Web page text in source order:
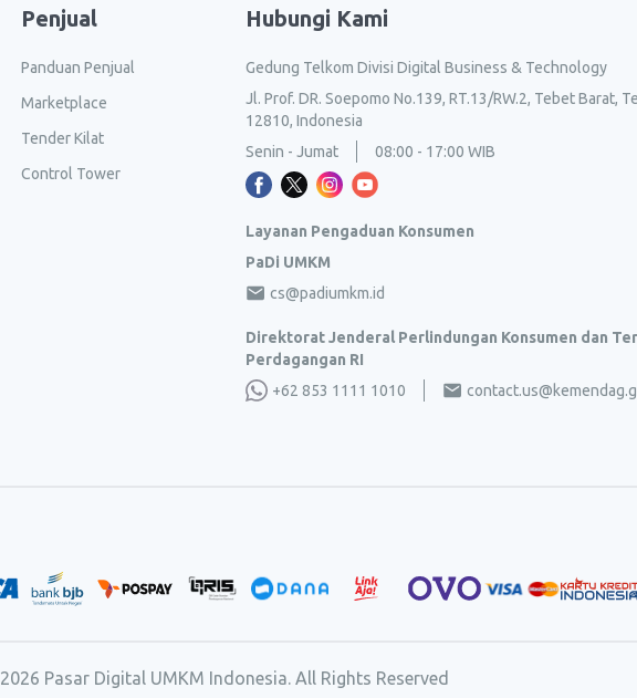
Penjual
Panduan Penjual
Marketplace
Tender Kilat
Control Tower
Hubungi Kami
Gedung Telkom Divisi Digital Business & Technology
Jl. Prof. DR. Soepomo No.139, RT.13/RW.2, Tebet Barat,
12810, Indonesia
Senin - Jumat
08:00 - 17:00 WIB
Layanan Pengaduan Konsumen
PaDi UMKM
cs@padiumkm.id
Direktorat Jenderal Perlindungan Konsumen dan
Perdagangan RI
+62 853 1111 1010
2026 Pasar Digital UMKM Indonesia. All Rights Reserved